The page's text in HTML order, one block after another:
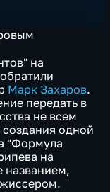
на
Марк Захаров.
передать в
не всем
создания одной
"Формула
на
названием,